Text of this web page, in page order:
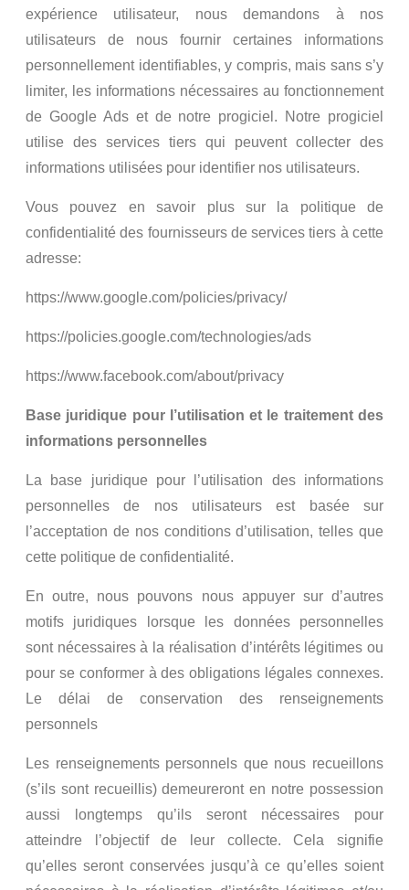
expérience utilisateur, nous demandons à nos
utilisateurs de nous fournir certaines informations
personnellement identifiables, y compris, mais sans s’y
limiter, les informations nécessaires au fonctionnement
de Google Ads et de notre progiciel. Notre progiciel
utilise des services tiers qui peuvent collecter des
informations utilisées pour identifier nos utilisateurs.
Vous pouvez en savoir plus sur la politique de
confidentialité des fournisseurs de services tiers à cette
adresse:
https://www.google.com/policies/privacy/
https://policies.google.com/technologies/ads
https://www.facebook.com/about/privacy
Base juridique pour l’utilisation et le traitement des
informations personnelles
La base juridique pour l’utilisation des informations
personnelles de nos utilisateurs est basée sur
l’acceptation de nos conditions d’utilisation, telles que
cette politique de confidentialité.
En outre, nous pouvons nous appuyer sur d’autres
motifs juridiques lorsque les données personnelles
sont nécessaires à la réalisation d’intérêts légitimes ou
pour se conformer à des obligations légales connexes.
Le délai de conservation des renseignements
personnels
Les renseignements personnels que nous recueillons
(s’ils sont recueillis) demeureront en notre possession
aussi longtemps qu’ils seront nécessaires pour
atteindre l’objectif de leur collecte. Cela signifie
qu’elles seront conservées jusqu’à ce qu’elles soient